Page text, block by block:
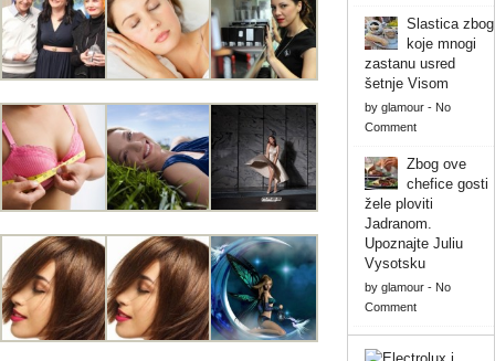
Slastica zbog
koje mnogi
zastanu usred
šetnje Visom
by glamour- No
Comment
Zbog ove
chefice gosti
žele ploviti
Jadranom.
Upoznajte Juliu
Vysotsku
by glamour- No
Comment